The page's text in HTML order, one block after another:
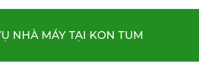
NHÀ MÁY TẠI KON TUM